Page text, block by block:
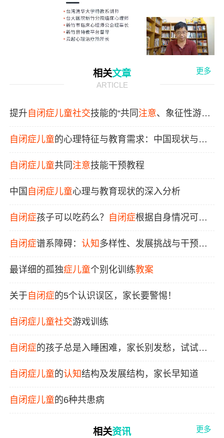
相关文章
ARTICLE
更多
提升 自闭症儿童社交技能的“共同 注意、象征性游
戏、参与和管理”模式
自闭症儿童的心理特征与教育需求：中国现状与展
望
自闭症儿童共同 注意技能干预教程
中国 自闭症儿童心理与教育现状的深入分析
自闭症孩子可以吃药么？ 自闭症根据自身情况可以
吃哪些药
自闭症谱系障碍：认知 多样性、发展挑战与干预策
略
最详细的孤独症儿童个别化训练教案
关于 自闭症的5个认识误区，家长要警惕！
自闭症儿童社交游戏训练
自闭症的孩子总是入睡困难，家长别发愁，试试这
几种办法！
自闭症儿童的认知结构及发展结构，家长早知道
自闭症儿童的6种共患病
相关资讯 更多